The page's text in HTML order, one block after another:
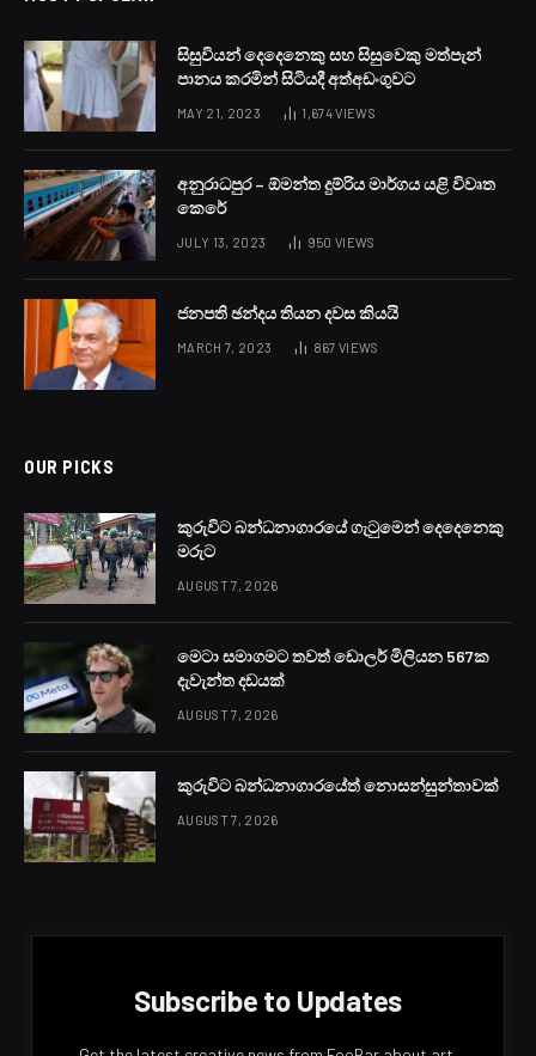
සිසුවියන් දෙදෙනෙකු සහ සිසුවෙකු මත්පැන්
පානය කරමින් සිටියදී අත්අඩංගුවට
MAY 21, 2023 1,674VIEWS
අනුරාධපුර – ඕමන්ත දුම්රිය මාර්ගය යළි විවෘත
කෙරේ
JULY 13, 2023 950 VIEWS
ජනපති ඡන්දය තියන දවස කියයි
MARCH 7, 2023 867 VIEWS
OUR PICKS
කුරුවිට බන්ධනාගාරයේ ගැටුමෙන් දෙදෙනෙකු
මරුට
AUGUST 7, 2026
මෙටා සමාගමට තවත් ඩොලර් මිලියන 567ක
දැවැන්ත දඩයක්
AUGUST 7, 2026
කුරුවිට බන්ධනාගාරයේත් නොසන්සුන්තාවක්
AUGUST 7, 2026
Subscribe to Updates